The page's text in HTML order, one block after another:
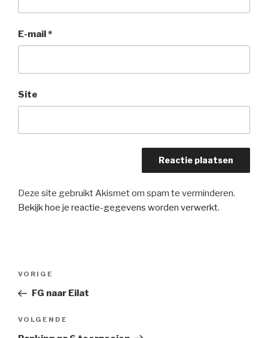
E-mail*
Site
Deze site gebruikt Akismet om spam te verminderen.
Bekijk hoe je reactie-gegevens worden verwerkt.
Vorig
bericht
VORIGE
FG naar Eilat
Volgend
bericht
VOLGENDE